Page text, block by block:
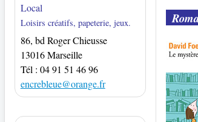
Local
Loisirs créatifs, papeterie, jeux.
86, bd Roger Chieusse
13016 Marseille
Tél : 04 91 51 46 96
encrebleue@orange.fr